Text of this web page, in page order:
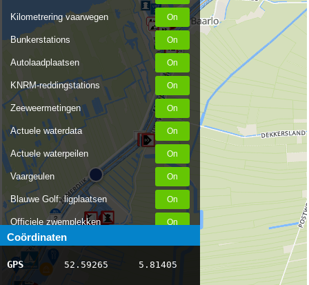
Kilometrering vaarwegen
Bunkerstations
Autolaadplaatsen
KNRM-reddingstations
Zeeweermetingen
Actuele waterdata
Actuele waterpeilen
Vaargeulen
Blauwe Golf: ligplaatsen
Officiele zwemplekken
Stremmingen/hinder
AIS scheepsposities
Coördinaten
GPS 52.59265 5.81405
2
3